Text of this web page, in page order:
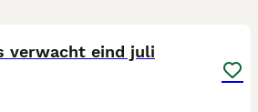
verwacht eind juli